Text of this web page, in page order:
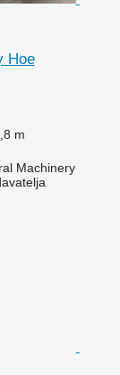
Hoe
m
Machinery